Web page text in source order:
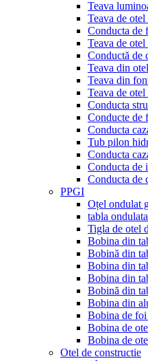
Teava
Teava de otel
Conducta de
Teava de otel
Conductă de
Teava din
Teava din
Teava de otel
Conducta
Conducte de
Conducta
Tub pilon
Conducta
Conducta de
Conducta de
PPGI
Oțel ondulat
tabla
Tigla de otel
Bobina din
Bobină din
Bobina din
Bobina din
Bobină din
Bobina din
Bobina de
Bobina de
Bobina de
Otel de constructie